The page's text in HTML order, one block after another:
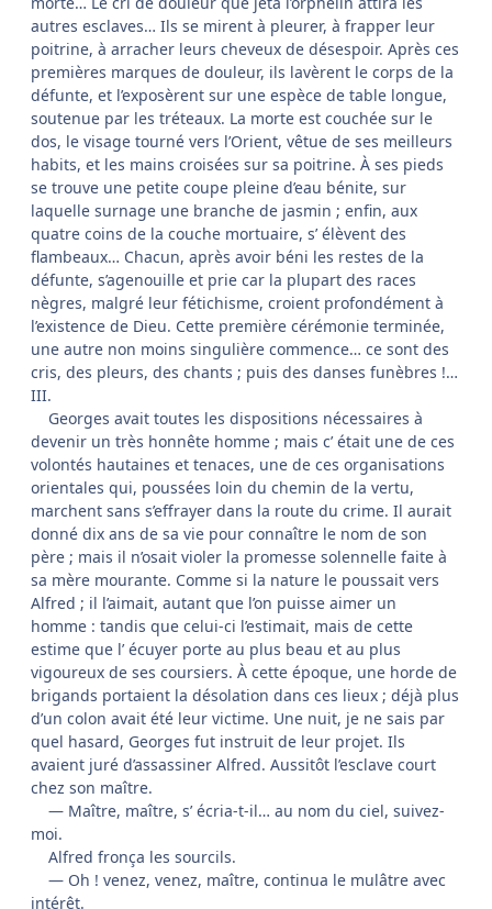
autres esclaves… Ils se mirent à pleurer, à frapper leur
poitrine, à arracher leurs cheveux de désespoir. Après ces
premières marques de douleur, ils lavèrent le corps de la
défunte, et l’exposèrent sur une espèce de table longue,
soutenue par les tréteaux. La morte est couchée sur le
dos, le visage tourné vers l’Orient, vêtue de ses meilleurs
habits, et les mains croisées sur sa poitrine. À ses pieds
se trouve une petite coupe pleine d’eau bénite, sur
laquelle surnage une branche de jasmin ; enfin, aux
quatre coins de la couche mortuaire, s’ élèvent des
flambeaux… Chacun, après avoir béni les restes de la
défunte, s’agenouille et prie car la plupart des races
nègres, malgré leur fétichisme, croient profondément à
l’existence de Dieu. Cette première cérémonie terminée,
une autre non moins singulière commence… ce sont des
cris, des pleurs, des chants ; puis des danses funèbres !…
III.
Georges avait toutes les dispositions nécessaires à
devenir un très honnête homme ; mais c’ était une de ces
volontés hautaines et tenaces, une de ces organisations
orientales qui, poussées loin du chemin de la vertu,
marchent sans s’effrayer dans la route du crime. Il aurait
donné dix ans de sa vie pour connaître le nom de son
père ; mais il n’osait violer la promesse solennelle faite à
sa mère mourante. Comme si la nature le poussait vers
Alfred ; il l’aimait, autant que l’on puisse aimer un
homme : tandis que celui-ci l’estimait, mais de cette
estime que l’ écuyer porte au plus beau et au plus
vigoureux de ses coursiers. À cette époque, une horde de
brigands portaient la désolation dans ces lieux ; déjà plus
d’un colon avait été leur victime. Une nuit, je ne sais par
quel hasard, Georges fut instruit de leur projet. Ils
avaient juré d’assassiner Alfred. Aussitôt l’esclave court
chez son maître.
— Maître, maître, s’ écria-t-il… au nom du ciel, suivez-
moi.
Alfred fronça les sourcils.
— Oh ! venez, venez, maître, continua le mulâtre avec
intérêt.